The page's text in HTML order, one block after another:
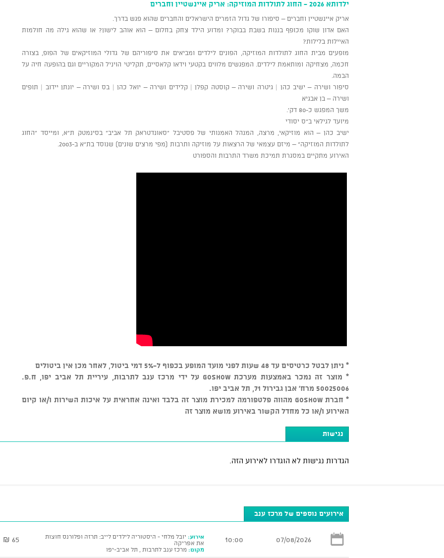
ילדותא 2026 - החוג לתולדות המוזיקה: אריק איינשטיין וחברים
אריק איינשטיין וחברים – סיפורו של גדול הזמרים הישראלים והחברים שהוא פגש בדרך.
האם אדון שוקו מכופף בננות בשבת בבוקר? ומדוע הילד צחק בחלום – הוא אוהב לישון? או שהוא גילה מה חולמות
האיילות בלילות?
מופעים מבית החוג לתולדות המוזיקה, הפונים לילדים ומביאים את סיפוריהם של גדולי המוזיקאים של הפופ, בצורה
חכמה, מצחיקה ומותאמת לילדים. המפגשים מלווים בקטעי וידאו קלאסיים, תקליטי הויניל המקוריים וגם בהופעה חיה על
הבמה.
סיפור ושירה – ישיב כהן | גיטרה ושירה – קוסטה קפלן | קלידים ושירה – יואל כהן | בס ושירה – יונתן יידוב | תופים
ושירה – בן אבגיא
משך המפגש כ-80 דק'.
מיועד לגילאי ב"ס יסודי
ישיב כהן – הוא מוזיקאי, מרצה, המנהל האמנותי של פסטיבל "סאונדטראק תל אביב" בסינמטק ת"א, ומייסד "החוג
לתולדות המוזיקה" – מיזם עצמאי של הרצאות על מוזיקה ותרבות (מפי מרצים שונים) שנוסד בת"א ב-2003.
האירוע מתקיים במסגרת תמיכת משרד התרבות והספורט
* ניתן לבטל כרטיסים עד 48 שעות לפני מועד המופע בכפוף ל-5% דמי ביטול, לאחר מכן אין ביטולים
* מוצר זה נמכר באמצעות מערכת GOSHOW על ידי מרכז ענב לתרבות, עיריית תל אביב יפו, ח.פ.
50025006 מרח' אבן גבירול 71, תל אביב יפו.
* חברת GOSHOW מהווה פלטפורמה למכירת מוצר זה בלבד ואינה אחראית על איכות השירות ו/או קיום
האירוע ו/או כל מחדל הקשור באירוע מושא מוצר זה
נגישות
הגדרות נגישות לא הוגדרו לאירוע הזה.
אירועים נוספים של מרכז ענב
07/08/2026
10:00 אירוע: יובל מלחי - היסטוריה לילדים לייב: תרזה ופלורנס חוצות
את אפריקה
מקום: מרכז ענב לתרבות , תל אביב-יפו
65 ₪